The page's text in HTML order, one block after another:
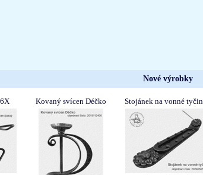
Nové výrobky
Kovaný svícen Déčko Stojánek na vonné